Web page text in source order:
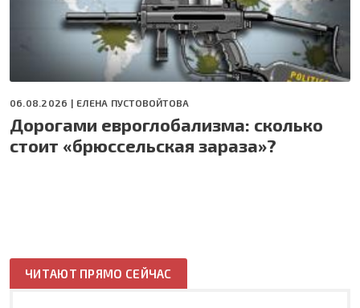
06.08.2026 | ЕЛЕНА ПУСТОВОЙТОВА
Дорогами евроглобализма: сколько
стоит «брюссельская зараза»?
ЧИТАЮТ ПРЯМО СЕЙЧАС